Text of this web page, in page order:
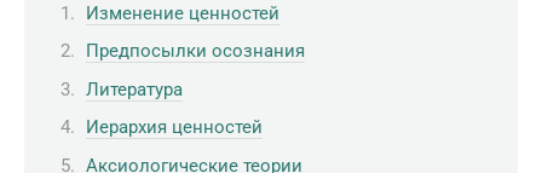
Изменение ценностей
Предпосылки осознания
Литература
Иерархия ценностей
Аксиологические теории